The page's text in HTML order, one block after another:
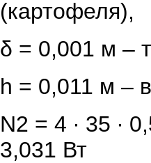
(картофеля),
δ = 0,001 м –
h = 0,011 м –
N2 = 4 ∙ 35 ∙
3,031 Вт